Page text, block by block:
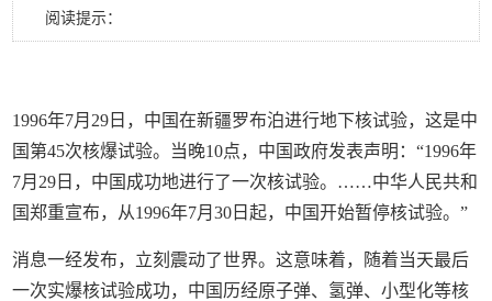
阅读提示：
1996年7月29日，中国在新疆罗布泊进行地下核试验，这是中
国第45次核爆试验。当晚10点，中国政府发表声明：“1996年
7月29日，中国成功地进行了一次核试验。……中华人民共和
国郑重宣布，从1996年7月30日起，中国开始暂停核试验。”
消息一经发布，立刻震动了世界。这意味着，随着当天最后
一次实爆核试验成功，中国历经原子弹、氢弹、小型化等核